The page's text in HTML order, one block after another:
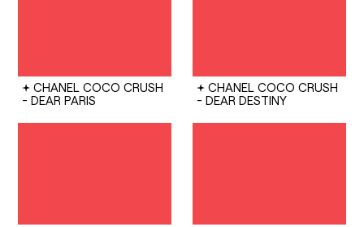
CHANEL COCO CRUSH
- DEAR PARIS
CHANEL COCO CRUSH
- DEAR DESTINY